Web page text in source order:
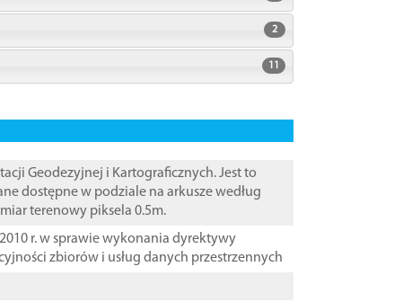
2
11
Geodezyjnej i Kartograficznych. Jest to
dostępne w podziale na arkusze według
terenowy piksela 0.5m.
2010 r. w sprawie wykonania dyrektywy
zbiorów i usług danych przestrzennych